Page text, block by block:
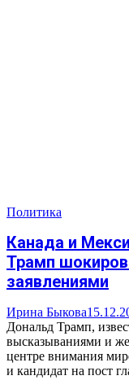
Политика
Канада и
Трамп
заявлениями
Ирина Быкова
Дональд Трамп,
высказываниями и
центре внимания
и кандидат на пост